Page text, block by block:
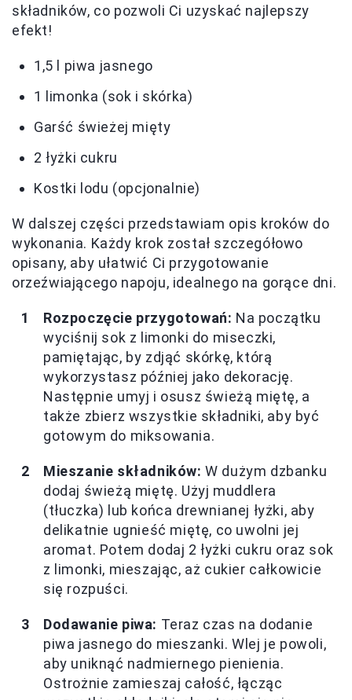
składników, co pozwoli Ci uzyskać najlepszy
efekt!
1,5 l piwa jasnego
1 limonka (sok i skórka)
Garść świeżej mięty
2 łyżki cukru
Kostki lodu (opcjonalnie)
W dalszej części przedstawiam opis kroków do
wykonania. Każdy krok został szczegółowo
opisany, aby ułatwić Ci przygotowanie
orzeźwiającego napoju, idealnego na gorące dni.
Rozpoczęcie przygotowań: Na początku
wyciśnij sok z limonki do miseczki,
pamiętając, by zdjąć skórkę, którą
wykorzystasz później jako dekorację.
Następnie umyj i osusz świeżą miętę, a
także zbierz wszystkie składniki, aby być
gotowym do miksowania.
Mieszanie składników: W dużym dzbanku
dodaj świeżą miętę. Użyj muddlera
(tłuczka) lub końca drewnianej łyżki, aby
delikatnie ugnieść miętę, co uwolni jej
aromat. Potem dodaj 2 łyżki cukru oraz sok
z limonki, mieszając, aż cukier całkowicie
się rozpuści.
Dodawanie piwa: Teraz czas na dodanie
piwa jasnego do mieszanki. Wlej je powoli,
aby uniknąć nadmiernego pienienia.
Ostrożnie zamieszaj całość, łącząc